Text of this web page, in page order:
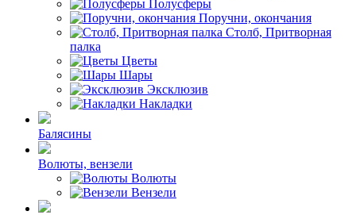
Полусферы
Поручни, окончания
Столб, Притворная
палка
Цветы
Шары
Эксклюзив
Накладки
Балясины
Волюты, вензели
Волюты
Вензели